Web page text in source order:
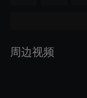
周边视频